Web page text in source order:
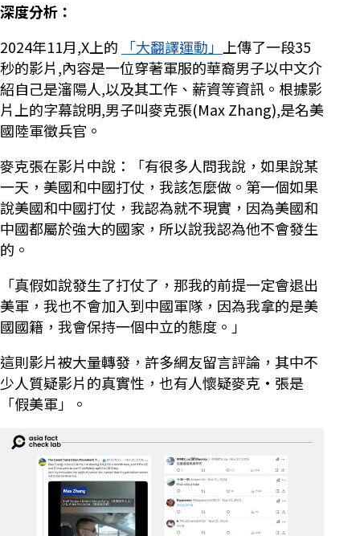
深度分析：
2024年11月,X上的
「大翻譯運動」 上傳了一段35
秒的影片,內容是一位穿著軍服的華裔男子以中文介
紹自己是瀋陽人,以及其工作、薪資等資訊。根據影
片上的字幕說明,男子叫麥克張(Max Zhang),是名美
國陸軍徵兵官。
麥克張在影片中說：「有很多人問我說，如果說某
一天，美國和中國打仗，我該怎麼做。第一個如果
說美國和中國打仗，我認為就不現實，因為美國和
中國都屬於強大的國家，所以說我認為他不會發生
的。
「真假如說發生了打仗了，那我的前提一定會退出
美軍，我也不會加入到中國軍隊，因為我拿的是美
國國籍，我會保持一個中立的態度。」
這則影片被大量轉發，許多網友留言評論，其中不
少人質疑影片的真實性，也有人懷疑麥克·張是
「假美軍」。